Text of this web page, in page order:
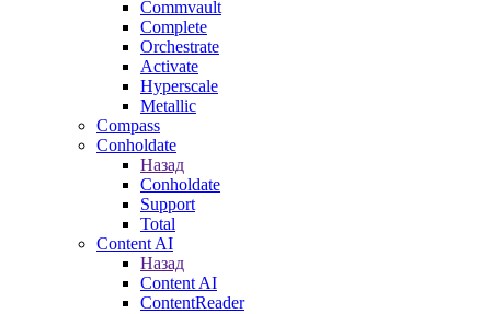
Commvault
Complete
Orchestrate
Activate
Hyperscale
Metallic
Compass
Conholdate
Назад
Conholdate
Support
Total
Content AI
Назад
Content AI
ContentReader